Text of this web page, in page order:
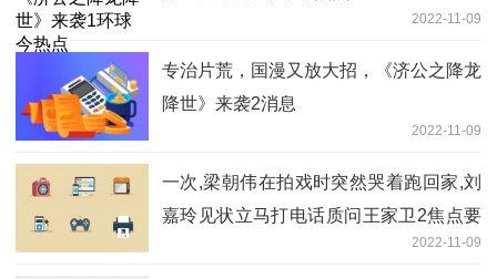
2022-11-09
专治片荒，国漫又放大招，《济公之降龙
降世》来袭2消息
2022-11-09
一次,梁朝伟在拍戏时突然哭着跑回家,刘
嘉玲见状立马打电话质问王家卫2焦点要
2022-11-09